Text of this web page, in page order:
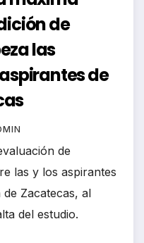
de
las
de
de
las y los aspirantes
Zacatecas, al
del estudio.